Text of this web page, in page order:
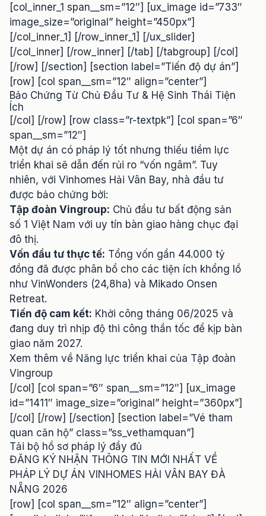
[col_inner_1 span__sm=”12″] [ux_image id=”733″
image_size=”original” height=”450px”]
[/col_inner_1] [/row_inner_1] [/ux_slider]
[/col_inner] [/row_inner] [/tab] [/tabgroup] [/col]
[/row] [/section] [section label=”Tiến độ dự án”]
[row] [col span__sm=”12″ align=”center”]
Bảo Chứng Từ Chủ Đầu Tư & Hệ Sinh Thái Tiện
Ích
[/col] [/row] [row class=”r-textpk”] [col span=”6″
span__sm=”12″]
Một dự án có pháp lý tốt nhưng thiếu tiềm lực
triển khai sẽ dẫn đến rủi ro “vốn ngâm”. Tuy
nhiên, với Vinhomes Hải Vân Bay, nhà đầu tư
được bảo chứng bởi:
Tập đoàn Vingroup: Chủ đầu tư bất động sản
số 1 Việt Nam với uy tín bàn giao hàng chục đại
đô thị.
Vốn đầu tư thực tế: Tổng vốn gần 44.000 tỷ
đồng đã được phân bổ cho các tiện ích khổng lồ
như VinWonders (24,8ha) và Mikado Onsen
Retreat.
Tiến độ cam kết: Khởi công tháng 06/2025 và
đang duy trì nhịp độ thi công thần tốc để kịp bàn
giao năm 2027.
Xem thêm về Năng lực triển khai của Tập đoàn
Vingroup
[/col] [col span=”6″ span__sm=”12″] [ux_image
id=”1411″ image_size=”original” height=”360px”]
[/col] [/row] [/section] [section label=”Vé tham
quan căn hộ” class=”ss_vethamquan”]
Tải bộ hồ sơ pháp lý đầy đủ
ĐĂNG KÝ NHẬN THÔNG TIN MỚI NHẤT VỀ
PHÁP LÝ DỰ ÁN VINHOMES HẢI VÂN BAY ĐÀ
NẴNG 2026
[row] [col span__sm=”12″ align=”center”]